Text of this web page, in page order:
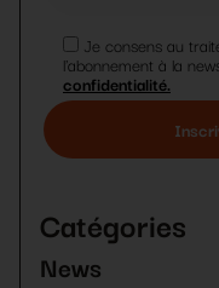
Je consens au
l'abonnement à la
confidentialité.
champ
Catégories
News